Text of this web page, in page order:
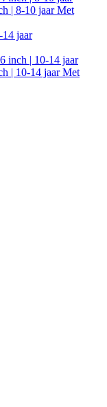
| 8-10 jaar Met
jaar
inch | 10-14 jaar
| 10-14 jaar Met